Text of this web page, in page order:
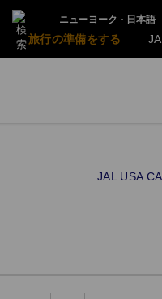
ニューヨーク - 日本語
旅行の準備をする
JAL USA